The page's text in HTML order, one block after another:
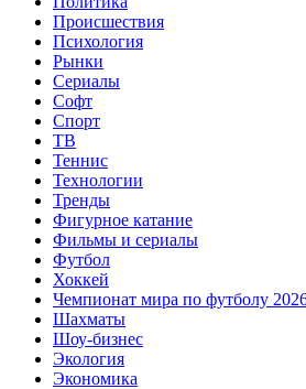
Происшествия
Психология
Рынки
Сериалы
Софт
Спорт
ТВ
Теннис
Технологии
Тренды
Фигурное катание
Фильмы и сериалы
Футбол
Хоккей
Чемпионат мира по футболу
Шахматы
Шоу-бизнес
Экология
Экономика